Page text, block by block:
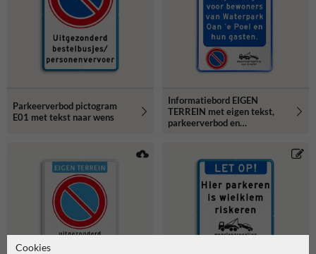
Parkeerverbod pictogram
E01 met tekst naar wens
Informatiebord EIGEN
TERREIN met eigen tekst,
parkeerverbod en
Cookies